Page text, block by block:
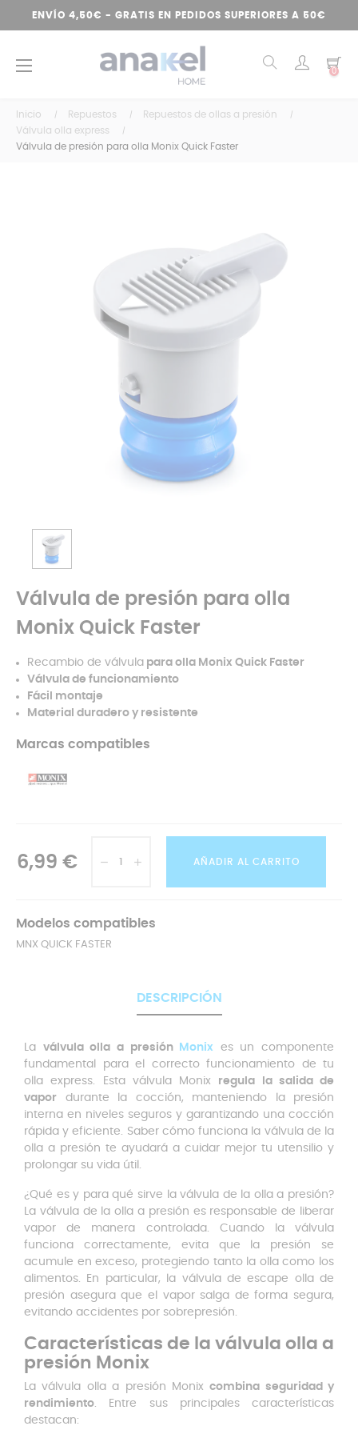
ENVÍO 4,50€ - GRATIS EN PEDIDOS SUPERIORES A 50€
Navegación
☰ 0
Inicio Repuestos
Repuestos de ollas a presión
Válvula olla express
Válvula de presión para olla Monix Quick Faster
Válvula de presión para olla
Monix Quick Faster
Recambio de válvula para olla Monix Quick Faster
Válvula de funcionamiento
Fácil montaje
Material duradero y resistente
Marcas compatibles
6,99 € AÑADIR AL CARRITO
Modelos compatibles
MNX QUICK FASTER
DESCRIPCIÓN
La válvula olla a presión Monix es un componente
fundamental para el correcto funcionamiento de tu
olla express. Esta válvula Monix regula la salida de
vapor durante la cocción, manteniendo la presión
interna en niveles seguros y garantizando una cocción
rápida y eficiente. Saber cómo funciona la válvula de la
olla a presión te ayudará a cuidar mejor tu utensilio y
prolongar su vida útil.
¿Qué es y para qué sirve la válvula de la olla a presión?
La válvula de la olla a presión es responsable de liberar
vapor de manera controlada. Cuando la válvula
funciona correctamente, evita que la presión se
acumule en exceso, protegiendo tanto la olla como los
alimentos. En particular, la válvula de escape olla de
presión asegura que el vapor salga de forma segura,
evitando accidentes por sobrepresión.
Características de la válvula olla a
presión Monix
La válvula olla a presión Monixcombina seguridad y
rendimiento. Entre sus principales características
destacan: